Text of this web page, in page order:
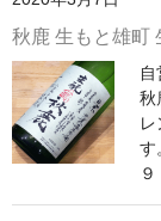
自 然 派 ワ イ ン
France/ﾌﾗﾝｽ
France
秋鹿 生もと雄町
秋
す